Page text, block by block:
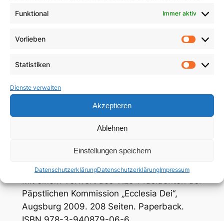
Funktional Immer aktiv
Vorlieben
Statistiken
Dienste verwalten
Akzeptieren
Ablehnen
Einstellungen speichern
DatenschutzerklärungDatenschutzerklärungImpressum
Krankensalbung und der Ehe in der
traditionellen Form gespendet werden?
relevanten Fragen klärt:
Wolfgang F. Rothe,
Liturgische Versöhnung
proprio „Summorum Pontificum“ für Studium
und Praxis.
Mit einem Vorwort des Vize-Präsidenten der
Päpstlichen Kommission „Ecclesia Dei“,
Augsburg 2009. 208 Seiten. Paperback.